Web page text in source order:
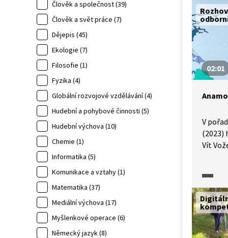
Člověk a společnost (39)
Člověk a svět práce (7)
Dějepis (45)
Ekologie (7)
Filosofie (1)
Fyzika (4)
Globální rozvojové vzdělávání (4)
Hudební a pohybové činnosti (5)
Hudební výchova (10)
Chemie (1)
Informatika (5)
Komunikace a vztahy (1)
Matematika (37)
Mediální výchova (17)
Myšlenkové operace (6)
Německý jazyk (8)
02:01
V
(2023)
Vít
že
určitá